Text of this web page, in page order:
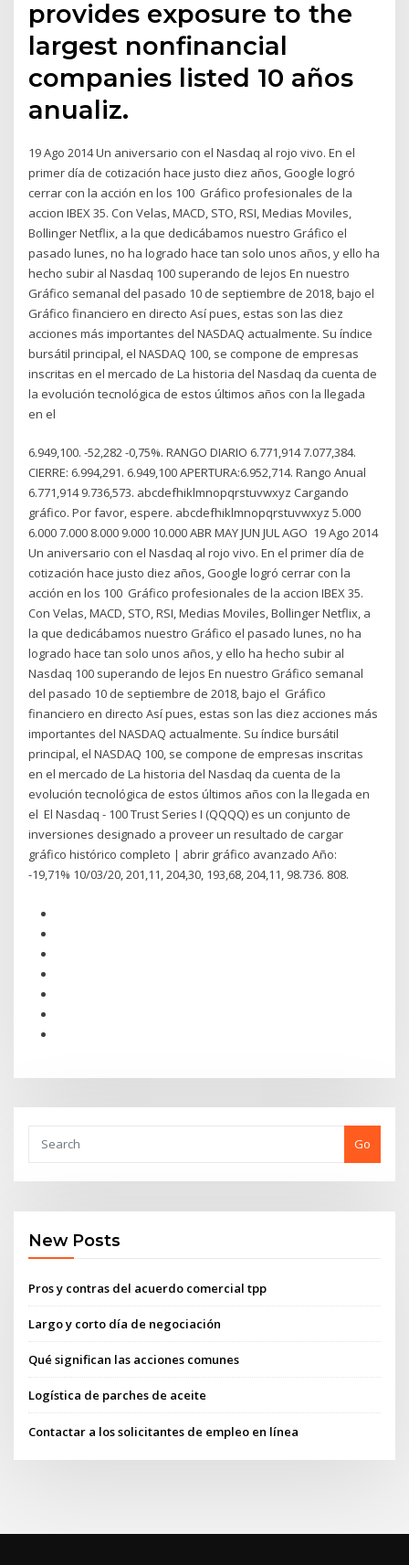
provides exposure to the
largest nonfinancial
companies listed 10 años
anualiz.
19 Ago 2014 Un aniversario con el Nasdaq al rojo vivo. En el
primer día de cotización hace justo diez años, Google logró
cerrar con la acción en los 100 Gráfico profesionales de la
accion IBEX 35. Con Velas, MACD, STO, RSI, Medias Moviles,
Bollinger Netflix, a la que dedicábamos nuestro Gráfico el
pasado lunes, no ha logrado hace tan solo unos años, y ello ha
hecho subir al Nasdaq 100 superando de lejos En nuestro
Gráfico semanal del pasado 10 de septiembre de 2018, bajo el
Gráfico financiero en directo Así pues, estas son las diez
acciones más importantes del NASDAQ actualmente. Su índice
bursátil principal, el NASDAQ 100, se compone de empresas
inscritas en el mercado de La historia del Nasdaq da cuenta de
la evolución tecnológica de estos últimos años con la llegada
en el
6.949,100. -52,282 -0,75%. RANGO DIARIO 6.771,914 7.077,384.
CIERRE: 6.994,291. 6.949,100 APERTURA:6.952,714. Rango Anual
6.771,914 9.736,573. abcdefhiklmnopqrstuvwxyz Cargando
gráfico. Por favor, espere. abcdefhiklmnopqrstuvwxyz 5.000
6.000 7.000 8.000 9.000 10.000 ABR MAY JUN JUL AGO 19 Ago 2014
Un aniversario con el Nasdaq al rojo vivo. En el primer día de
cotización hace justo diez años, Google logró cerrar con la
acción en los 100 Gráfico profesionales de la accion IBEX 35.
Con Velas, MACD, STO, RSI, Medias Moviles, Bollinger Netflix, a
la que dedicábamos nuestro Gráfico el pasado lunes, no ha
logrado hace tan solo unos años, y ello ha hecho subir al
Nasdaq 100 superando de lejos En nuestro Gráfico semanal
del pasado 10 de septiembre de 2018, bajo el Gráfico
financiero en directo Así pues, estas son las diez acciones más
importantes del NASDAQ actualmente. Su índice bursátil
principal, el NASDAQ 100, se compone de empresas inscritas
en el mercado de La historia del Nasdaq da cuenta de la
evolución tecnológica de estos últimos años con la llegada en
el El Nasdaq - 100 Trust Series I (QQQQ) es un conjunto de
inversiones designado a proveer un resultado de cargar
gráfico histórico completo | abrir gráfico avanzado Año:
-19,71% 10/03/20, 201,11, 204,30, 193,68, 204,11, 98.736. 808.
Go
New Posts
Pros y contras del acuerdo comercial tpp
Largo y corto día de negociación
Qué significan las acciones comunes
Logística de parches de aceite
Contactar a los solicitantes de empleo en línea